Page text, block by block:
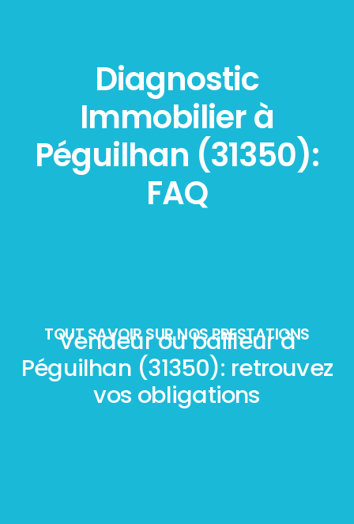
Diagnostic
Immobilier à
Péguilhan (31350):
FAQ
TOUT SAVOIR SUR NOS PRESTATIONS
Vendeur ou bailleur à
Péguilhan (31350): retrouvez
vos obligations